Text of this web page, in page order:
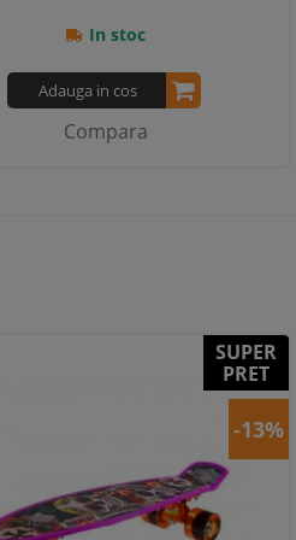
In stoc
Adauga in cos
Compara
SUPER
PRET
-13%